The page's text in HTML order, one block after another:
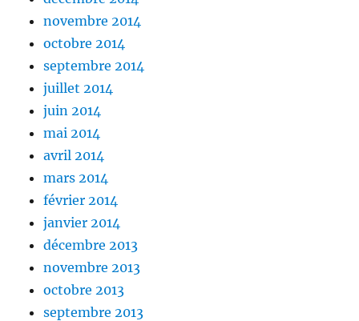
novembre 2014
octobre 2014
septembre 2014
juillet 2014
juin 2014
mai 2014
avril 2014
mars 2014
février 2014
janvier 2014
décembre 2013
novembre 2013
octobre 2013
septembre 2013